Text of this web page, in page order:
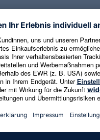
erhalten
und aktuelle Trends,
Als Dankeschön
Abmeldung ist jederzeit in